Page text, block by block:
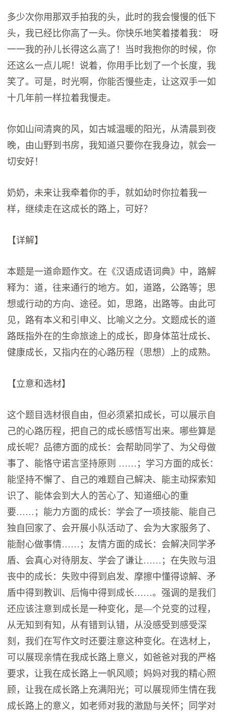
多少次你用那双手拍我的头，此时的我会慢慢的低下
头，我已经比你高了一头。你快乐地笑着搂着我： 呀
一一我的孙儿长得这么高了！当时我抱你的时候，你
还这么一点儿呢！说着，你用手比划了一个长度，我
笑了。可是，时光啊，你能否慢些走，让这双手一如
十几年前一样拉着我慢走。
你如山间清爽的风，如古城温暖的阳光，从清晨到夜
晚，由山野到书房，我知道只要你在我身边，就会一
切安好！
奶奶，未来让我牵着你的手，就如幼时你拉着我一
样，继续走在这成长的路上，可好？
【详解】
本题是一道命题作文。在《汉语成语词典》中，路解
释为：道，往来通行的地方。如，道路，公路等；思
想或行动的方向、途径。如，思路，出路等。由此可
见，路有本义和引申义、比喻义之分。文题成长的道
路既指外在的生命旅途上的成长，即身体茁壮成长、
健康成长，又指内在的心路历程（思想）上的成熟。
【立意和选材】
这个题目选材很自由，但必须紧扣成长，可以展示自
己的心路历程，把自己的成长感悟写出来。哪些算是
成长呢？品德方面的成长：会帮助同学了、为父母做
事了、能恪守诺言坚持原则 ……；学习方面的成长：
能坚持不懈了、自己的难题自己解决、能主动探索知
识了、能体会到大人的苦心了、知道细心的重
要……；能力方面的成长：学会了一项技能、能自己
独自回家了、会开展小队活动了、会为大家服务了、
能耐心做事情……；友情方面的成长：会解决同学矛
盾、会真心对待朋友、学会了谦让……；在失败与沮
丧中的成长：失败中得到启发、摩擦中懂得谅解、矛
盾中得到教训、后悔中得到成长……。强调的是我们
还应该注意到成长是一种变化，是—个兑变的过程，
从无知到有知，从有错到认错，从没感受到感受深
刻，我们在写作文时还要注意这种变化。在选材上，
可以展现亲情在我成长路上意义，如爸爸对我的严格
要求，让我在成长路上一帆风顺；妈妈对我的精心照
顾，让我在成长路上充满阳光；可以展现师生情在我
成长路上的意义，如老师对我的激励与关怀；同学对